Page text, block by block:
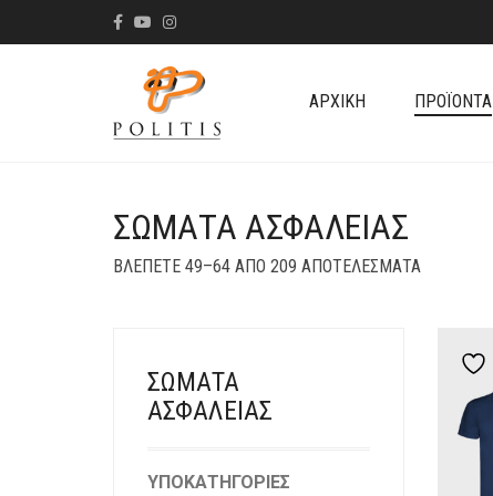
ΑΡΧΙΚΉ ΠΡΟΪΌΝΤΑ
ΣΏΜΑΤΑ ΑΣΦΑΛΕΊΑΣ
ΒΛΈΠΕΤΕ 49–64 ΑΠΌ 209 ΑΠΟΤΕΛΈΣΜΑΤΑ
ΣΏΜΑΤΑ
ΑΣΦΑΛΕΊΑΣ
ΥΠΟΚΑΤΗΓΟΡΊΕΣ